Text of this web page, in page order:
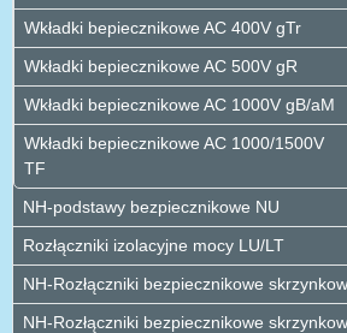
Wkładki bepiecznikowe AC 400V gTr
Wkładki bepiecznikowe AC 500V gR
Wkładki bepiecznikowe AC 1000V gB/aM
Wkładki bepiecznikowe AC 1000/1500V
TF
NH-podstawy bezpiecznikowe NU
Rozłączniki izolacyjne mocy LU/LT
NH-Rozłączniki bezpiecznikowe
NH-Rozłączniki bezpiecznikowe